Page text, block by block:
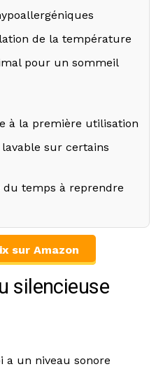
de la température
pour un sommeil
à la première utilisation
lavable sur certains
du temps à reprendre
sur Amazon
silencieuse
a un niveau sonore